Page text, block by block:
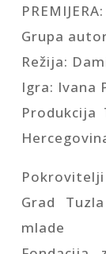
Grupa
Režija:
Igra: Ivana
Grad
mlade